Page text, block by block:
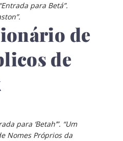
para Betá”.
de
de
para ‘Betah’”. “Um
Nomes Próprios da